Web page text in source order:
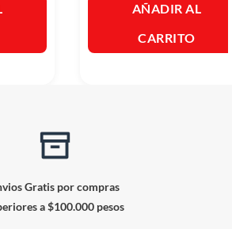
AÑADIR AL
CARRITO
Gratis por compras
a $100.000 pesos